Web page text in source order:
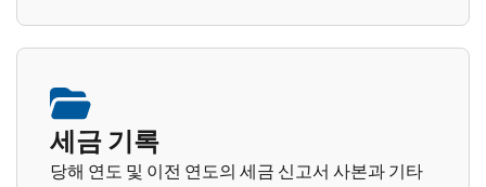
세금 기록
당해 연도 및 이전 연도의 세금 신고서 사본과 기타